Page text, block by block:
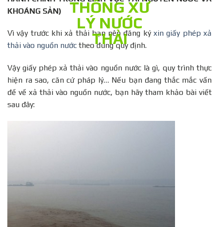
KHOÁNG SẢN)
Vì vậy trước khi xả thải bạn nên đăng kýxin giấy phép xả
thải vào nguồn nước theo đúng quy định.
Vậy giấy phép xả thải vào nguồn nước là gì, quy trình thực
hiện ra sao, căn cứ pháp lý… Nếu bạn đang thắc mắc vấn
đề về xả thải vào nguồn nước, bạn hãy tham khảo bài viết
sau đây: